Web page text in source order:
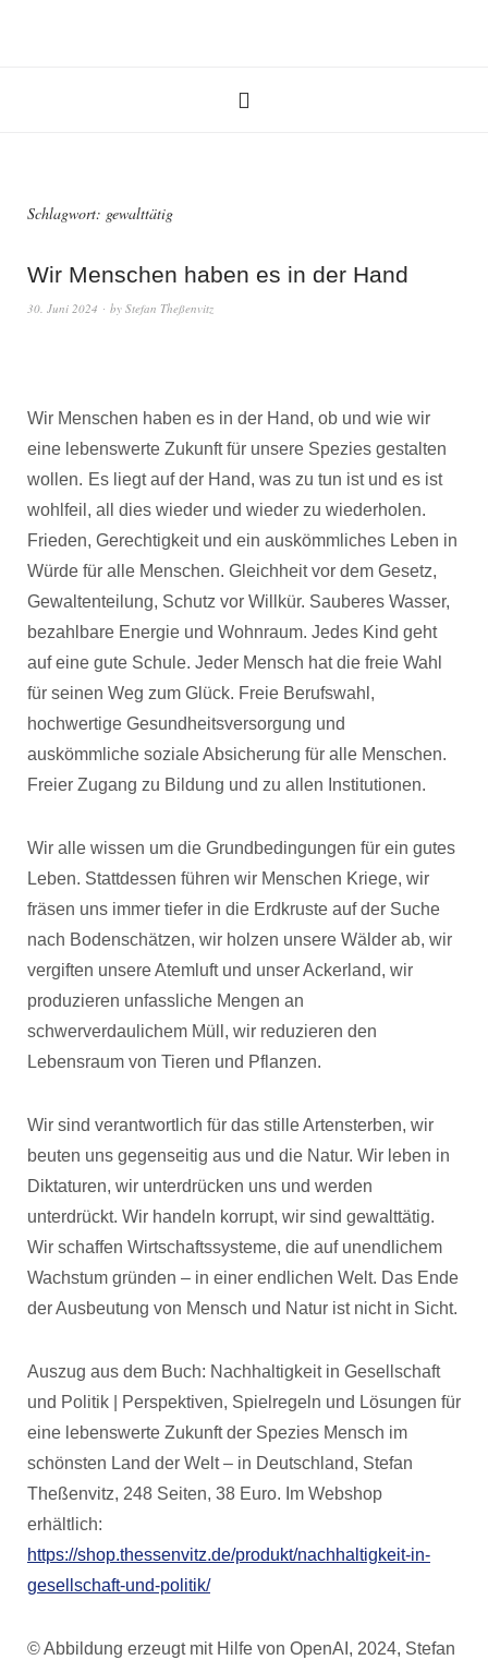
Schlagwort: gewalttätig
Wir Menschen haben es in der Hand
30. Juni 2024 by Stefan Theßenvitz
Wir Menschen haben es in der Hand, ob und wie wir
eine lebenswerte Zukunft für unsere Spezies gestalten
wollen. Es liegt auf der Hand, was zu tun ist und es ist
wohlfeil, all dies wieder und wieder zu wiederholen.
Frieden, Gerechtigkeit und ein auskömmliches Leben in
Würde für alle Menschen. Gleichheit vor dem Gesetz,
Gewaltenteilung, Schutz vor Willkür. Sauberes Wasser,
bezahlbare Energie und Wohnraum. Jedes Kind geht
auf eine gute Schule. Jeder Mensch hat die freie Wahl
für seinen Weg zum Glück. Freie Berufswahl,
hochwertige Gesundheitsversorgung und
auskömmliche soziale Absicherung für alle Menschen.
Freier Zugang zu Bildung und zu allen Institutionen.
Wir alle wissen um die Grundbedingungen für ein gutes
Leben. Stattdessen führen wir Menschen Kriege, wir
fräsen uns immer tiefer in die Erdkruste auf der Suche
nach Bodenschätzen, wir holzen unsere Wälder ab, wir
vergiften unsere Atemluft und unser Ackerland, wir
produzieren unfassliche Mengen an
schwerverdaulichem Müll, wir reduzieren den
Lebensraum von Tieren und Pflanzen.
Wir sind verantwortlich für das stille Artensterben, wir
beuten uns gegenseitig aus und die Natur. Wir leben in
Diktaturen, wir unterdrücken uns und werden
unterdrückt. Wir handeln korrupt, wir sind gewalttätig.
Wir schaffen Wirtschaftssysteme, die auf unendlichem
Wachstum gründen – in einer endlichen Welt. Das Ende
der Ausbeutung von Mensch und Natur ist nicht in Sicht.
Auszug aus dem Buch: Nachhaltigkeit in Gesellschaft
und Politik | Perspektiven, Spielregeln und Lösungen für
eine lebenswerte Zukunft der Spezies Mensch im
schönsten Land der Welt – in Deutschland, Stefan
Theßenvitz, 248 Seiten, 38 Euro. Im Webshop
erhältlich:
https://shop.thessenvitz.de/produkt/nachhaltigkeit-in-
gesellschaft-und-politik/
© Abbildung erzeugt mit Hilfe von OpenAI, 2024, Stefan